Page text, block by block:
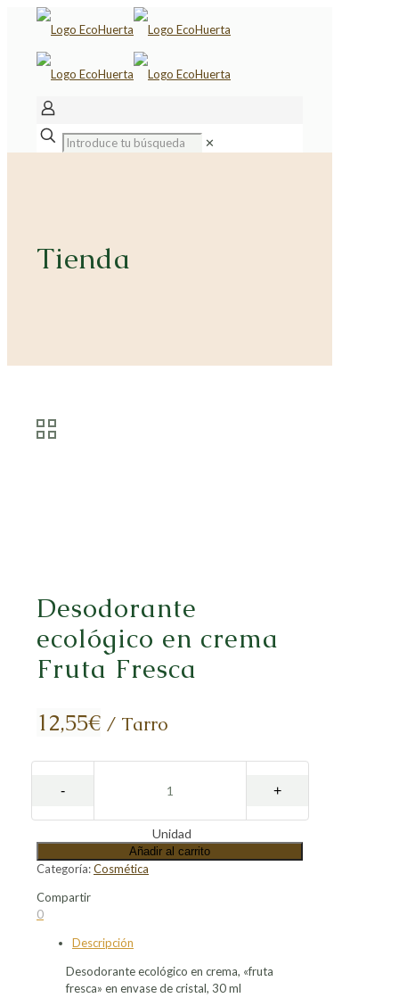
✕
Tienda
Desodorante
ecológico en crema
Fruta Fresca
12,55€ / Tarro
Unidad
Añadir al carrito
Categoría:Cosmética
Compartir
Compartir
Facebook
Compartir
Compartir
LinkedIn
Compartir
Pinterest
0
Descripción
Desodorante ecológico en crema, «fruta
fresca» en envase de cristal, 30 ml